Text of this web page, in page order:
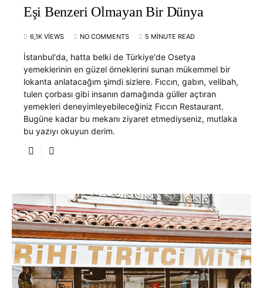
Eşi Benzeri Olmayan Bir Dünya
6,1K VIEWS NO COMMENTS 5 MINUTE READ
İstanbul'da, hatta belki de Türkiye'de Osetya
yemeklerinin en güzel örneklerini sunan mükemmel bir
lokanta anlatacağım şimdi sizlere. Fıccın, gabın, velibah,
tulen çorbası gibi insanın damağında güller açtıran
yemekleri deneyimleyebileceğiniz Fıccın Restaurant.
Bugüne kadar bu mekanı ziyaret etmediyseniz, mutlaka
bu yazıyı okuyun derim.